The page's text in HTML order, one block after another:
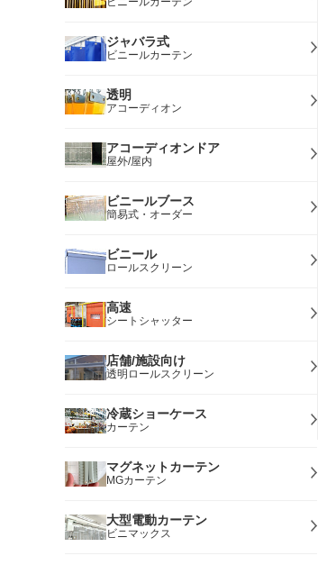
ジャバラ式
ビニールカーテン
透明
アコーディオン
アコーディオンドア
屋外/屋内
ビニールブース
簡易式・オーダー
ビニール
ロールスクリーン
高速
シートシャッター
店舗/施設向け
透明ロールスクリーン
冷蔵ショーケース
カーテン
マグネットカーテン
MGカーテン
大型電動カーテン
ビニマックス